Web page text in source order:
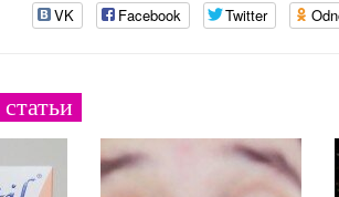
VK Facebook Twitter